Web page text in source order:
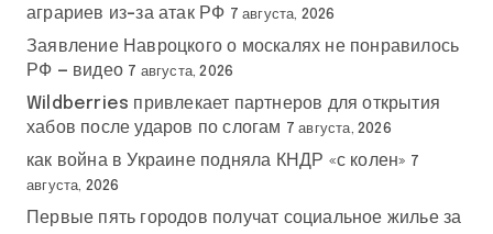
аграриев из-за атак РФ 7 августа, 2026
Заявление Навроцкого о москалях не понравилось
РФ — видео 7 августа, 2026
Wildberries привлекает партнеров для открытия
хабов после ударов по слогам 7 августа, 2026
как война в Украине подняла КНДР «с колен» 7
августа, 2026
Первые пять городов получат социальное жилье за